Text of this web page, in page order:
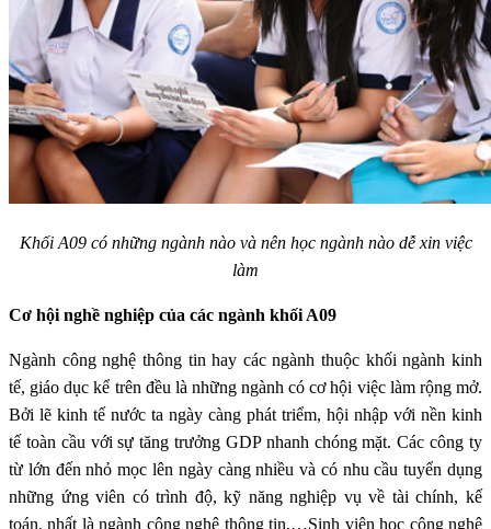
Khối A09 có những ngành nào và nên học ngành nào dễ xin việc
làm
Cơ hội nghề nghiệp của các ngành khối A09
Ngành công nghệ thông tin hay các ngành thuộc khối ngành kinh
tế, giáo dục kể trên đều là những ngành có cơ hội việc làm rộng mở.
Bởi lẽ kinh tế nước ta ngày càng phát triểm, hội nhập với nền kinh
tế toàn cầu với sự tăng trưởng GDP nhanh chóng mặt. Các công ty
từ lớn đến nhỏ mọc lên ngày càng nhiều và có nhu cầu tuyển dụng
những ứng viên có trình độ, kỹ năng nghiệp vụ về tài chính, kế
toán, nhất là ngành công nghệ thông tin,…Sinh viên học công nghệ